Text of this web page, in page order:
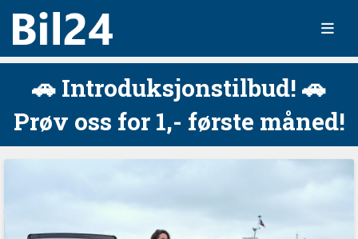
🚗 Introduksjonstilbud! 🚗
Prøv oss for 1,- første måned!